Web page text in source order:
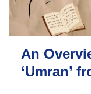
An
‘Umran’